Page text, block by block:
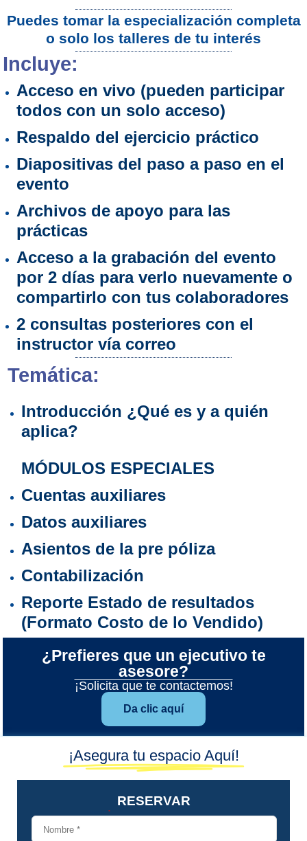
Puedes tomar la especialización completa
o solo los talleres de tu interés
Incluye:
Acceso en vivo (pueden participar
todos con un solo acceso)
Respaldo del ejercicio práctico
Diapositivas del paso a paso en el
evento
Archivos de apoyo para las
prácticas
Acceso a la grabación del evento
por 2 días para verlo nuevamente o
compartirlo con tus colaboradores
2 consultas posteriores con el
instructor vía correo
Temática:
Introducción ¿Qué es y a quién
aplica?
MÓDULOS ESPECIALES
Cuentas auxiliares
Datos auxiliares
Asientos de la pre póliza
Contabilización
Reporte Estado de resultados
(Formato Costo de lo Vendido)
¿Prefieres que un ejecutivo te
asesore?
¡Solicita que te contactemos!
Da clic aquí
¡Asegura tu espacio Aquí!